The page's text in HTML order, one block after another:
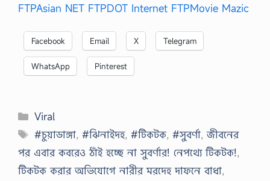
FTPAsian NET FTPDOT Internet FTPMovie Mazic
Facebook Email X Telegram
WhatsApp Pinterest
Categories
Viral
Tags
#চুয়াডাঙ্গা,#ঝিনাইদহ,#টিকটক,#সুবর্ণা,জীবনের
পর এবার কবরেও ঠাঁই হচ্ছে না সুবর্ণার! নেপথ্যে টিকটক!,
টিকটক করার অভিযোগে নারীর মরদেহ দাফনে বাধা,